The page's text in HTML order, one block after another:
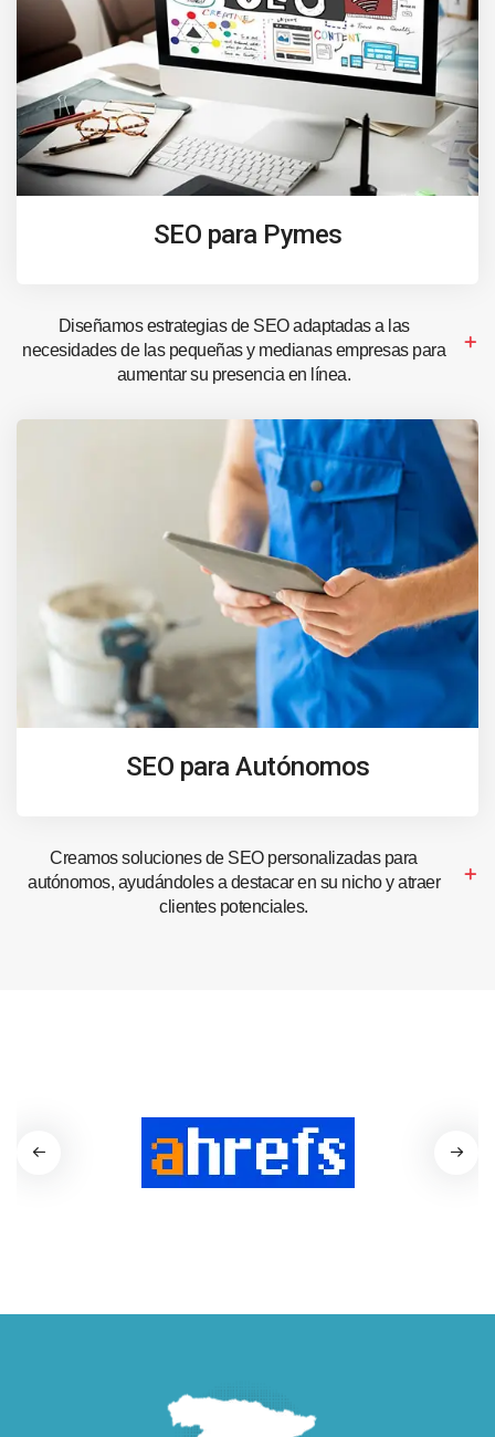
SEO para Pymes
Diseñamos estrategias de SEO adaptadas a las
necesidades de las pequeñas y medianas empresas para
aumentar su presencia en línea.
SEO para Autónomos
Creamos soluciones de SEO personalizadas para
autónomos, ayudándoles a destacar en su nicho y atraer
clientes potenciales.